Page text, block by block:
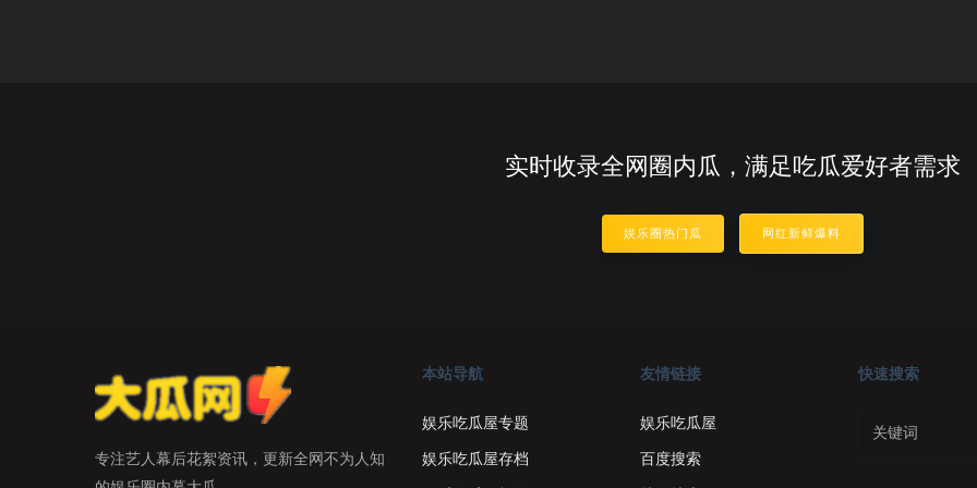
实时收录全网圈内瓜，满足吃瓜爱好者需求
娱乐圈热门瓜 网红新鲜爆料
专注艺人幕后花絮资讯，更新全网不为人知
本站导航
娱乐吃瓜屋专题
娱乐吃瓜屋存档
友情链接
娱乐吃瓜屋
百度搜索
快速搜索